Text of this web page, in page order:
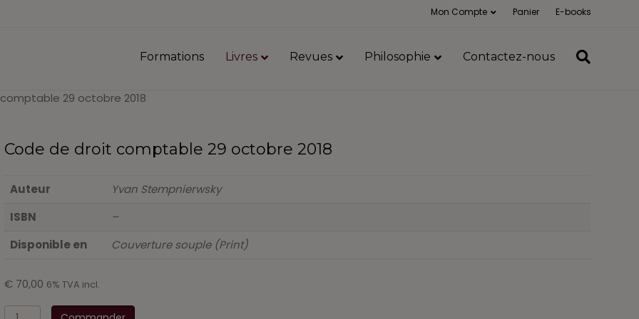
Mon Compte Panier E-books
Formations Livres Revues Philosophie Contactez-nous
29 octobre 2018
Code de droit comptable 29 octobre 2018
Auteur
Yvan Stempnierwsky
ISBN
–
Disponible en
Couverture souple (Print)
€ 70,00 6% TVA incl.
quantité